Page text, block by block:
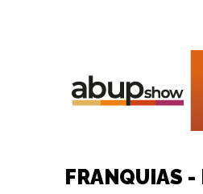
FRANQUIAS -